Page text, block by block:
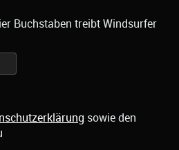
Buchstaben treibt Windsurfer
sowie den